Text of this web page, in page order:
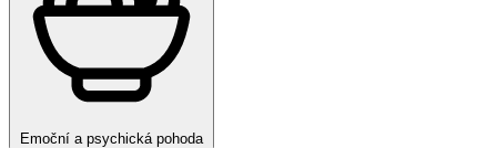
Emoční a psychická pohoda